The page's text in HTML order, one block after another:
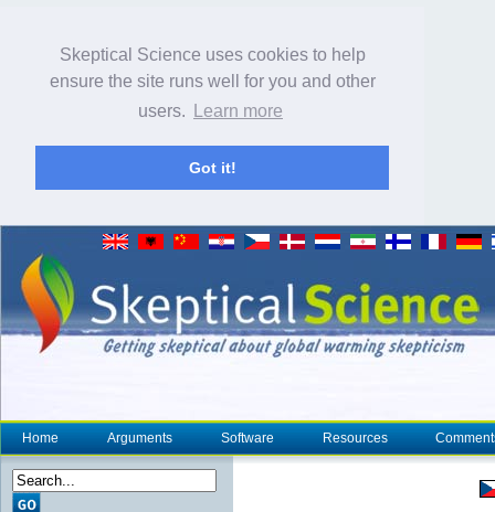
Skeptical Science uses cookies to help
ensure the site runs well for you and other
users.
Learn more
Got it!
Home Arguments Software Resources